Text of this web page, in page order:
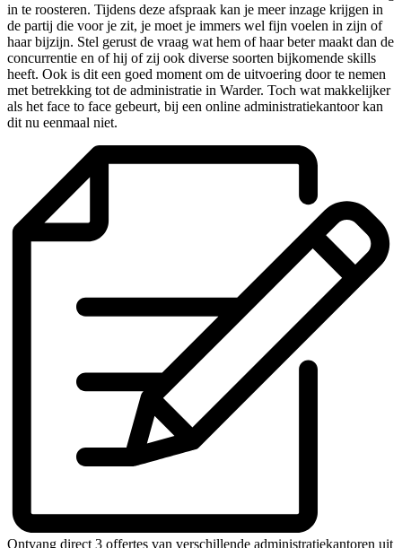
in te roosteren. Tijdens deze afspraak kan je meer inzage krijgen in
de partij die voor je zit, je moet je immers wel fijn voelen in zijn of
haar bijzijn. Stel gerust de vraag wat hem of haar beter maakt dan de
concurrentie en of hij of zij ook diverse soorten bijkomende skills
heeft. Ook is dit een goed moment om de uitvoering door te nemen
met betrekking tot de administratie in Warder. Toch wat makkelijker
als het face to face gebeurt, bij een online administratiekantoor kan
dit nu eenmaal niet.
Ontvang direct 3 offertes van verschillende administratiekantoren uit